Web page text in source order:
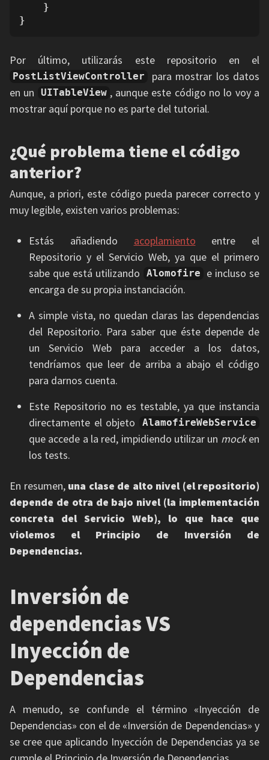
    }
}
Por último, utilizarás este repositorio en el
PostListViewController
para mostrar los datos
en un
UITableView , aunque este código no lo voy a
mostrar aquí porque no es parte del tutorial.
¿Qué problema tiene el código
anterior?
Aunque, a priori, este código pueda parecer correcto y
muy legible, existen varios problemas:
Estás añadiendo acoplamiento entre el
Repositorio y el Servicio Web, ya que el primero
sabe que está utilizando
Alomofire
e incluso se
encarga de su propia instanciación.
A simple vista, no quedan claras las dependencias
del Repositorio. Para saber que éste depende de
un Servicio Web para acceder a los datos,
tendríamos que leer de arriba a abajo el código
para darnos cuenta.
Este Repositorio no es testable, ya que instancia
directamente el objeto
AlamofireWebService
que accede a la red, impidiendo utilizar un mocken
los tests.
En resumen, una clase de alto nivel (el repositorio)
depende de otra de bajo nivel (la implementación
concreta del Servicio Web), lo que hace que
violemos el Principio de Inversión de
Dependencias.
Inversión de
dependencias VS
Inyección de
Dependencias
A menudo, se confunde el término «Inyección de
Dependencias» con el de «Inversión de Dependencias» y
se cree que aplicando Inyección de Dependencias ya se